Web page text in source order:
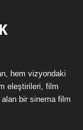
hem vizyondaki
eleştirileri, film
bir sinema film